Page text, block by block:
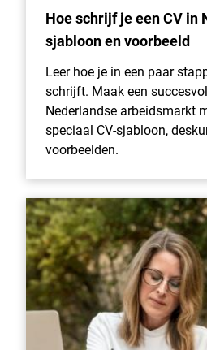
Hoe schrijf je een CV in
sjabloon en voorbeeld
Leer hoe je in een paar
schrijft. Maak een
Nederlandse arbeidsmarkt
speciaal CV-sjabloon,
voorbeelden.